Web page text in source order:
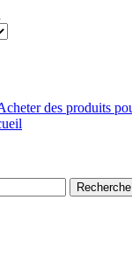
Recherche